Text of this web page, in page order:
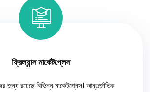
ফ্রিল্যান্স মার্কেটপ্লেস
জন্য রয়েছে বিভিন্ন মার্কেটপ্লেস। আন্তর্জাতিক